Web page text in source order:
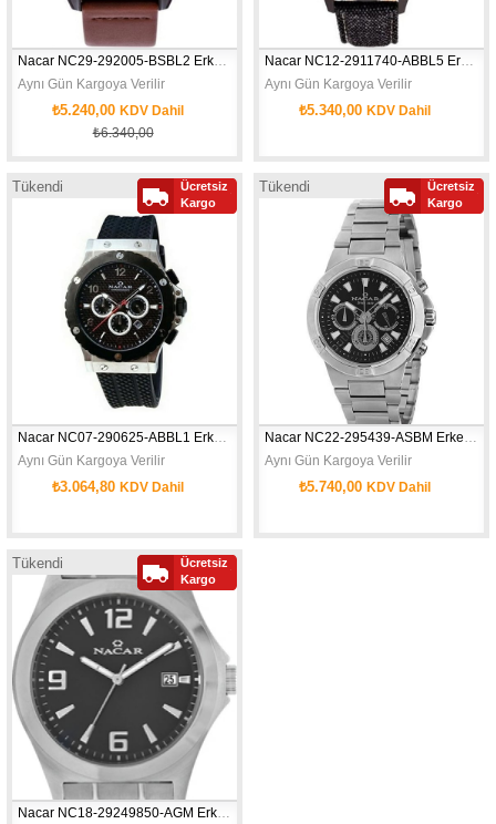
Nacar NC29-292005-BSBL2 Erkek Kol Saati
Aynı Gün Kargoya Verilir
₺5.240,00 KDV Dahil
₺6.340,00
Nacar NC12-2911740-ABBL5 Erkek Kol Saati
Aynı Gün Kargoya Verilir
₺5.340,00 KDV Dahil
Tükendi
Nacar NC07-290625-ABBL1 Erkek Kol Saati
Aynı Gün Kargoya Verilir
₺3.064,80 KDV Dahil
Ücretsiz
Kargo
Tükendi
Aynı Gün Kargoya Verilir
₺5.740,00 KDV Dahil
Ücretsiz
Kargo
Tükendi
Nacar NC18-29249850-AGM Erkek Kol Saati
Ücretsiz
Kargo